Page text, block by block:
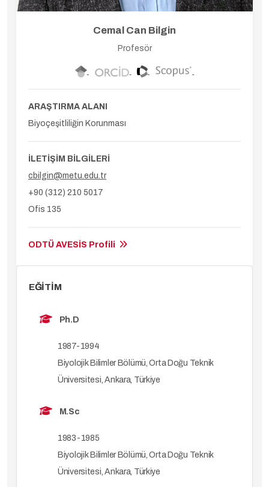
Cemal Can Bilgin
Profesör
ARAŞTIRMA ALANI
Biyoçeşitliliğin Korunması
İLETİŞİM BİLGİLERİ
cbilgin@metu.edu.tr
+90 (312) 210 5017
Ofis 135
ODTÜ AVESİS Profili
EĞİTİM
Ph.D
1987-1994
Biyolojik Bilimler Bölümü, Orta Doğu Teknik
Üniversitesi, Ankara, Türkiye
M.Sc
1983-1985
Biyolojik Bilimler Bölümü, Orta Doğu Teknik
Üniversitesi, Ankara, Türkiye